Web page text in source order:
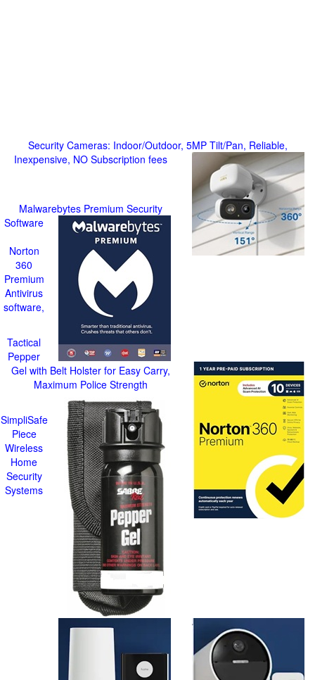
Security Cameras: Indoor/Outdoor, 5MP Tilt/Pan, Reliable,
Inexpensive, NO Subscription fees
Malwarebytes Premium Security
Software
Norton
360
Premium
Antivirus
software,
Tactical
Pepper
Gel with Belt Holster for Easy Carry,
Maximum Police Strength
SimpliSafe
Piece
Wireless
Home
Security
Systems